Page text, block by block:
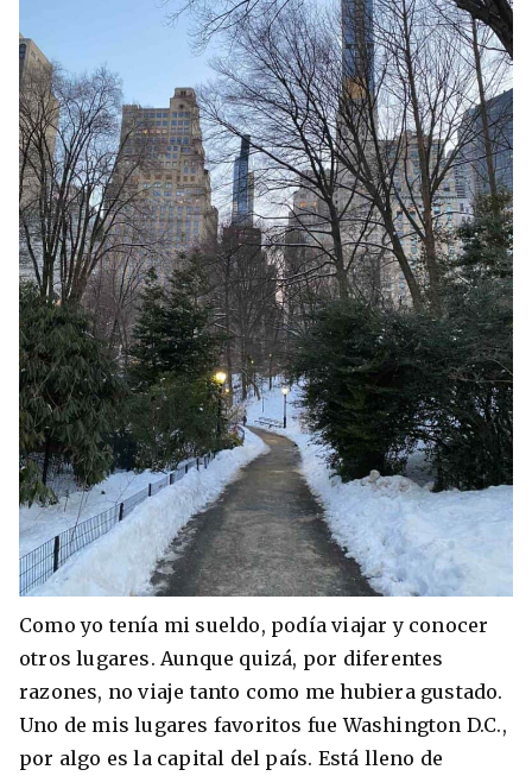
Como yo tenía mi sueldo, podía viajar y conocer
otros lugares. Aunque quizá, por diferentes
razones, no viaje tanto como me hubiera gustado.
Uno de mis lugares favoritos fue Washington D.C.,
por algo es la capital del país. Está lleno de